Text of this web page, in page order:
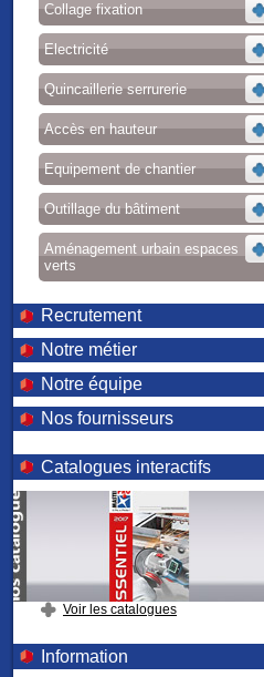
Collage fixation
Electricité
Quincaillerie serrurerie
Accès en hauteur
Equipement de chantier
Outillage du bâtiment
Aménagement urbain espaces
verts
Recrutement
Notre métier
Notre équipe
Nos fournisseurs
Catalogues interactifs
Voir les catalogues
Information